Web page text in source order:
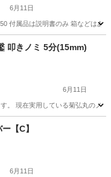
6月11日
付属品は説明書のみ 箱などはあ
ム叩きノミ 5分(15mm)
6月11日
。 現在実用している菊弘丸のノ
【C】
6月11日